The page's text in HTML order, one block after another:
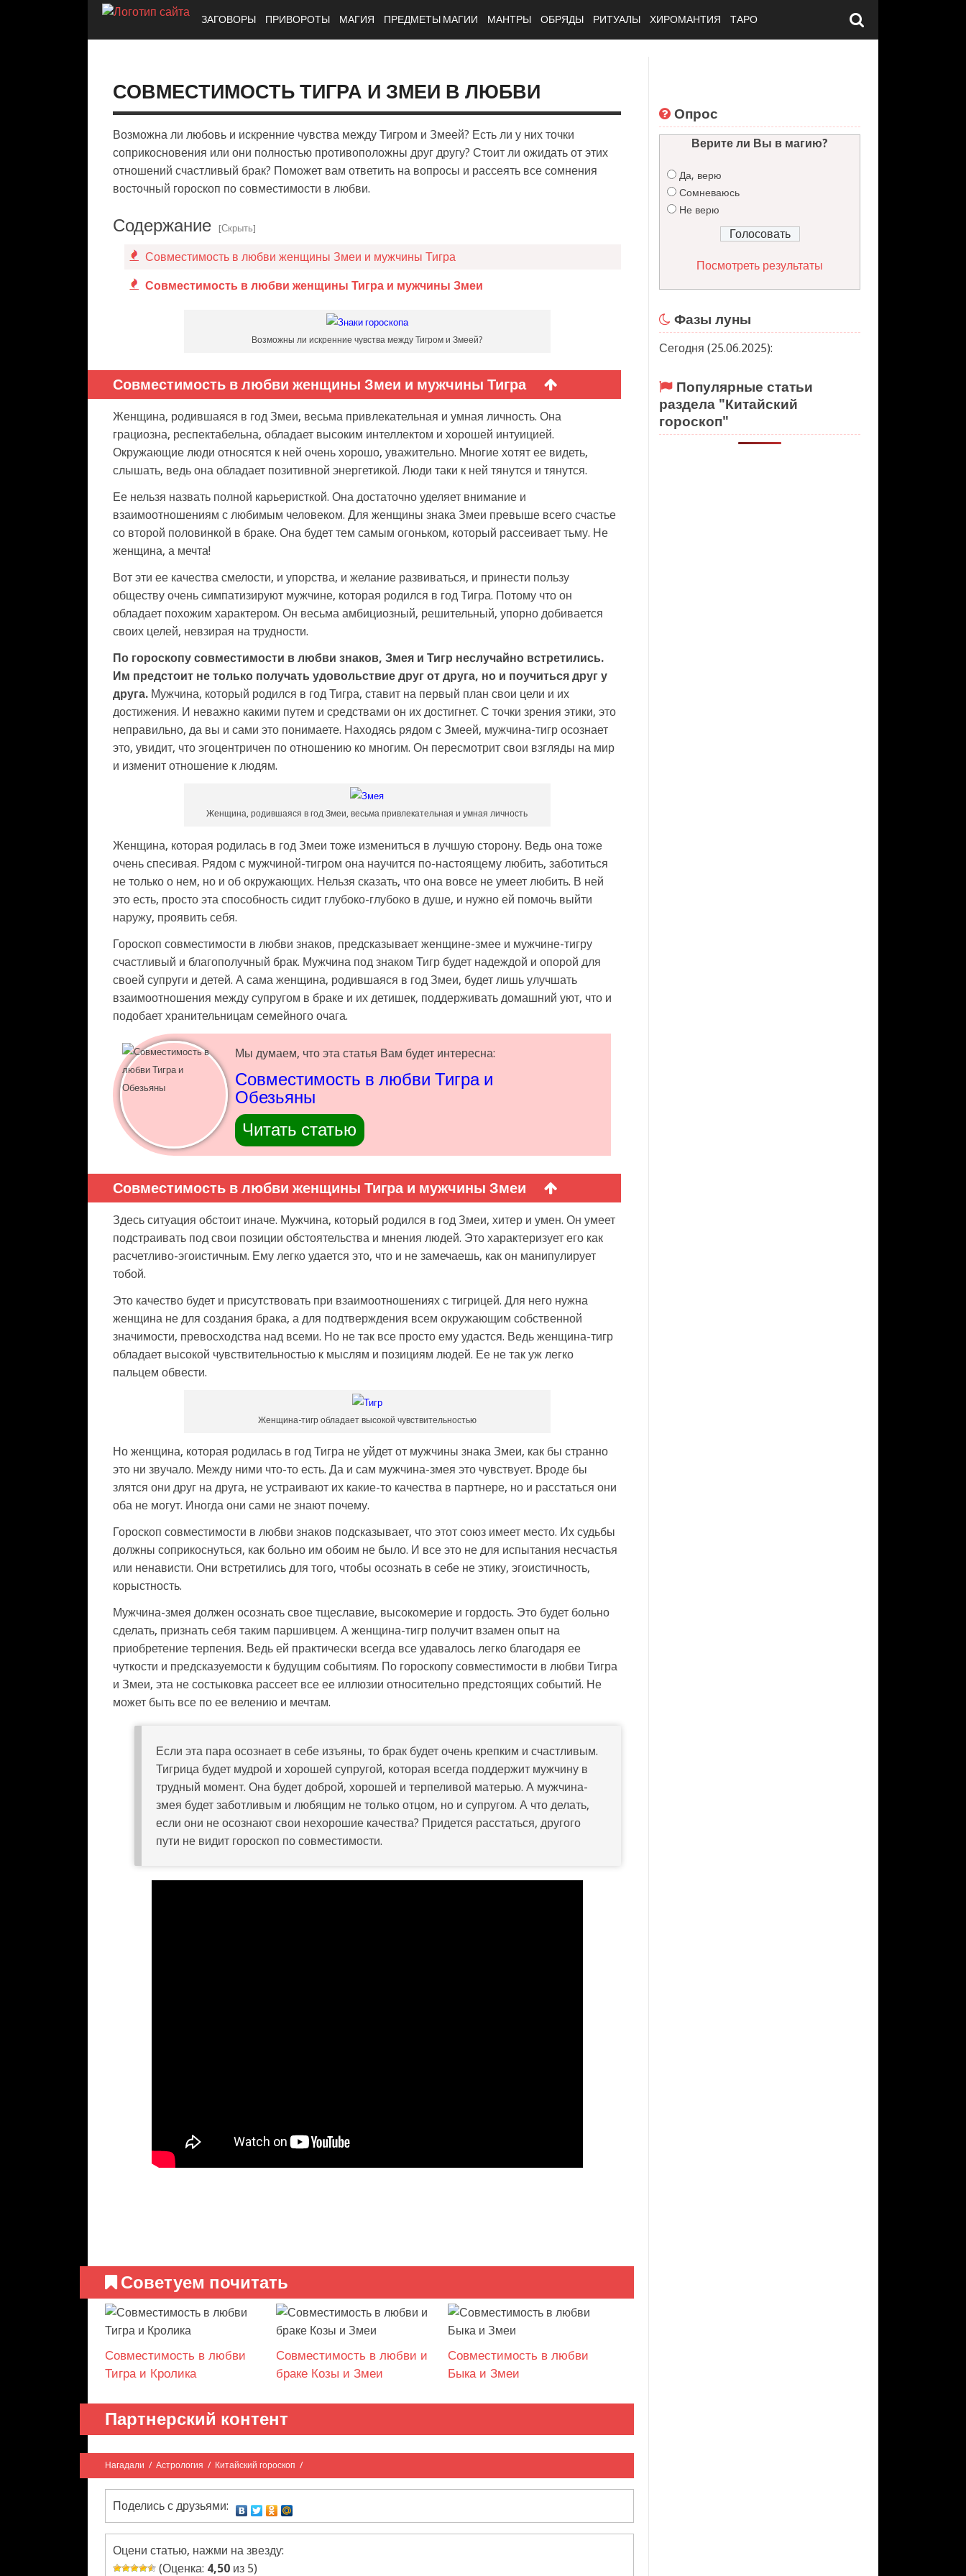
ЗАГОВОРЫ ПРИВОРОТЫ МАГИЯ ПРЕДМЕТЫ МАГИИ МАНТРЫ ОБРЯДЫ РИТУАЛЫ ХИРОМАНТИЯ ТАРО
СОВМЕСТИМОСТЬ ТИГРА И ЗМЕИ В ЛЮБВИ
Возможна ли любовь и искренние чувства между Тигром и Змеей? Есть ли у них точки
соприкосновения или они полностью противоположны друг другу? Стоит ли ожидать от этих
отношений счастливый брак? Поможет вам ответить на вопросы и рассеять все сомнения
восточный гороскоп по совместимости в любви.
Содержание [Скрыть]
Совместимость в любви женщины Змеи и мужчины Тигра
Совместимость в любви женщины Тигра и мужчины Змеи
Возможны ли искренние чувства между Тигром и Змеей?
Совместимость в любви женщины Змеи и мужчины Тигра
Женщина, родившаяся в год Змеи, весьма привлекательная и умная личность. Она
грациозна, респектабельна, обладает высоким интеллектом и хорошей интуицией.
Окружающие люди относятся к ней очень хорошо, уважительно. Многие хотят ее видеть,
слышать, ведь она обладает позитивной энергетикой. Люди таки к ней тянутся и тянутся.
Ее нельзя назвать полной карьеристкой. Она достаточно уделяет внимание и
взаимоотношениям с любимым человеком. Для женщины знака Змеи превыше всего счастье
со второй половинкой в браке. Она будет тем самым огоньком, который рассеивает тьму. Не
женщина, а мечта!
Вот эти ее качества смелости, и упорства, и желание развиваться, и принести пользу
обществу очень симпатизируют мужчине, которая родился в год Тигра. Потому что он
обладает похожим характером. Он весьма амбициозный, решительный, упорно добивается
своих целей, невзирая на трудности.
По гороскопу совместимости в любви знаков, Змея и Тигр неслучайно встретились.
Им предстоит не только получать удовольствие друг от друга, но и поучиться друг у
друга.Мужчина, который родился в год Тигра, ставит на первый план свои цели и их
достижения. И неважно какими путем и средствами он их достигнет. С точки зрения этики, это
неправильно, да вы и сами это понимаете. Находясь рядом с Змеей, мужчина-тигр осознает
это, увидит, что эгоцентричен по отношению ко многим. Он пересмотрит свои взгляды на мир
и изменит отношение к людям.
Женщина, родившаяся в год Змеи, весьма привлекательная и умная личность
Женщина, которая родилась в год Змеи тоже измениться в лучшую сторону. Ведь она тоже
очень спесивая. Рядом с мужчиной-тигром она научится по-настоящему любить, заботиться
не только о нем, но и об окружающих. Нельзя сказать, что она вовсе не умеет любить. В ней
это есть, просто эта способность сидит глубоко-глубоко в душе, и нужно ей помочь выйти
наружу, проявить себя.
Гороскоп совместимости в любви знаков, предсказывает женщине-змее и мужчине-тигру
счастливый и благополучный брак. Мужчина под знаком Тигр будет надеждой и опорой для
своей супруги и детей. А сама женщина, родившаяся в год Змеи, будет лишь улучшать
взаимоотношения между супругом в браке и их детишек, поддерживать домашний уют, что и
подобает хранительницам семейного очага.
Мы думаем, что эта статья Вам будет интересна:
Совместимость в любви Тигра и
Обезьяны
Читать статью
Совместимость в любви женщины Тигра и мужчины Змеи
Здесь ситуация обстоит иначе. Мужчина, который родился в год Змеи, хитер и умен. Он умеет
подстраивать под свои позиции обстоятельства и мнения людей. Это характеризует его как
расчетливо-эгоистичным. Ему легко удается это, что и не замечаешь, как он манипулирует
тобой.
Это качество будет и присутствовать при взаимоотношениях с тигрицей. Для него нужна
женщина не для создания брака, а для подтверждения всем окружающим собственной
значимости, превосходства над всеми. Но не так все просто ему удастся. Ведь женщина-тигр
обладает высокой чувствительностью к мыслям и позициям людей. Ее не так уж легко
пальцем обвести.
Женщина-тигр обладает высокой чувствительностью
Но женщина, которая родилась в год Тигра не уйдет от мужчины знака Змеи, как бы странно
это ни звучало. Между ними что-то есть. Да и сам мужчина-змея это чувствует. Вроде бы
злятся они друг на друга, не устраивают их какие-то качества в партнере, но и расстаться они
оба не могут. Иногда они сами не знают почему.
Гороскоп совместимости в любви знаков подсказывает, что этот союз имеет место. Их судьбы
должны соприкоснуться, как больно им обоим не было. И все это не для испытания несчастья
или ненависти. Они встретились для того, чтобы осознать в себе не этику, эгоистичность,
корыстность.
Мужчина-змея должен осознать свое тщеславие, высокомерие и гордость. Это будет больно
сделать, признать себя таким паршивцем. А женщина-тигр получит взамен опыт на
приобретение терпения. Ведь ей практически всегда все удавалось легко благодаря ее
чуткости и предсказуемости к будущим событиям. По гороскопу совместимости в любви Тигра
и Змеи, эта не состыковка рассеет все ее иллюзии относительно предстоящих событий. Не
может быть все по ее велению и мечтам.
Если эта пара осознает в себе изъяны, то брак будет очень крепким и счастливым.
Тигрица будет мудрой и хорошей супругой, которая всегда поддержит мужчину в
трудный момент. Она будет доброй, хорошей и терпеливой матерью. А мужчина-
змея будет заботливым и любящим не только отцом, но и супругом. А что делать,
если они не осознают свои нехорошие качества? Придется расстаться, другого
пути не видит гороскоп по совместимости.
Советуем почитать
Совместимость в любви
Тигра и Кролика
Совместимость в любви и
браке Козы и Змеи
Совместимость в любви
Быка и Змеи
Партнерский контент
Нагадали / Астрология / Китайский гороскоп /
Поделись с друзьями:
Оцени статью, нажми на звезду:
(Оценка: 4,50 из 5)
Опрос
Верите ли Вы в магию?
Да, верю
Сомневаюсь
Не верю
Посмотреть результаты
Фазы луны
Сегодня (25.06.2025):
Популярные статьи
раздела "Китайский
гороскоп"